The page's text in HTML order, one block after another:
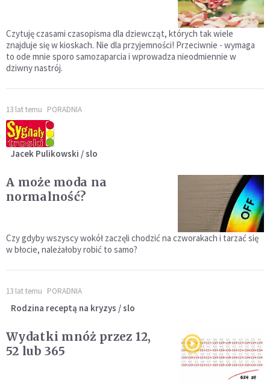
Czytuję czasami czasopisma dla dziewcząt, których tak wiele
znajduje się w kioskach. Nie dla przyjemności! Przeciwnie - wymaga
to ode mnie sporo samozaparcia i wprowadza nieodmiennie w
dziwny nastrój.
13 lat temu PORADNIA
Jacek Pulikowski / slo
A może moda na
normalność?
Czy gdyby wszyscy wokół zaczęli chodzić na czworakach i tarzać się
w błocie, należałoby robić to samo?
13 lat temu PORADNIA
Rodzina receptą na kryzys / slo
Wydatki mnóż przez 12,
52 lub 365